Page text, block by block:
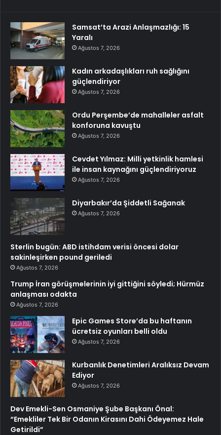
Samsat’ta Arazi Anlaşmazlığı: 15
Yaralı
Ağustos 7, 2026
Kadın arkadaşlıkları ruh sağlığını
güçlendiriyor
Ağustos 7, 2026
Ordu Perşembe’de mahalleler asfalt
konforuna kavuştu
Ağustos 7, 2026
Cevdet Yılmaz: Milli yetkinlik hamlesi
ile insan kaynağını güçlendiriyoruz
Ağustos 7, 2026
Diyarbakır’da Şiddetli Sağanak
Ağustos 7, 2026
Sterlin bugün: ABD istihdam verisi öncesi dolar
sakinleşirken pound geriledi
Ağustos 7, 2026
Trump İran görüşmelerinin iyi gittiğini söyledi; Hürmüz
anlaşması odakta
Ağustos 7, 2026
Epic Games Store’da bu haftanın
ücretsiz oyunları belli oldu
Ağustos 7, 2026
Kurbanlık Denetimleri Aralıksız Devam
Ediyor
Ağustos 7, 2026
Dev Emekli-Sen Osmaniye Şube Başkanı Önal:
“Emekliler Tek Bir Odanın Kirasını Dahi Ödeyemez Hale
Getirildi”